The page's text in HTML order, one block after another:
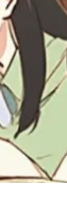
受験生・学生の質
ームに質問を送れ
る限り）。 →質問
ますか。 解答例
ドイツ・イタリ
いて、説明できる